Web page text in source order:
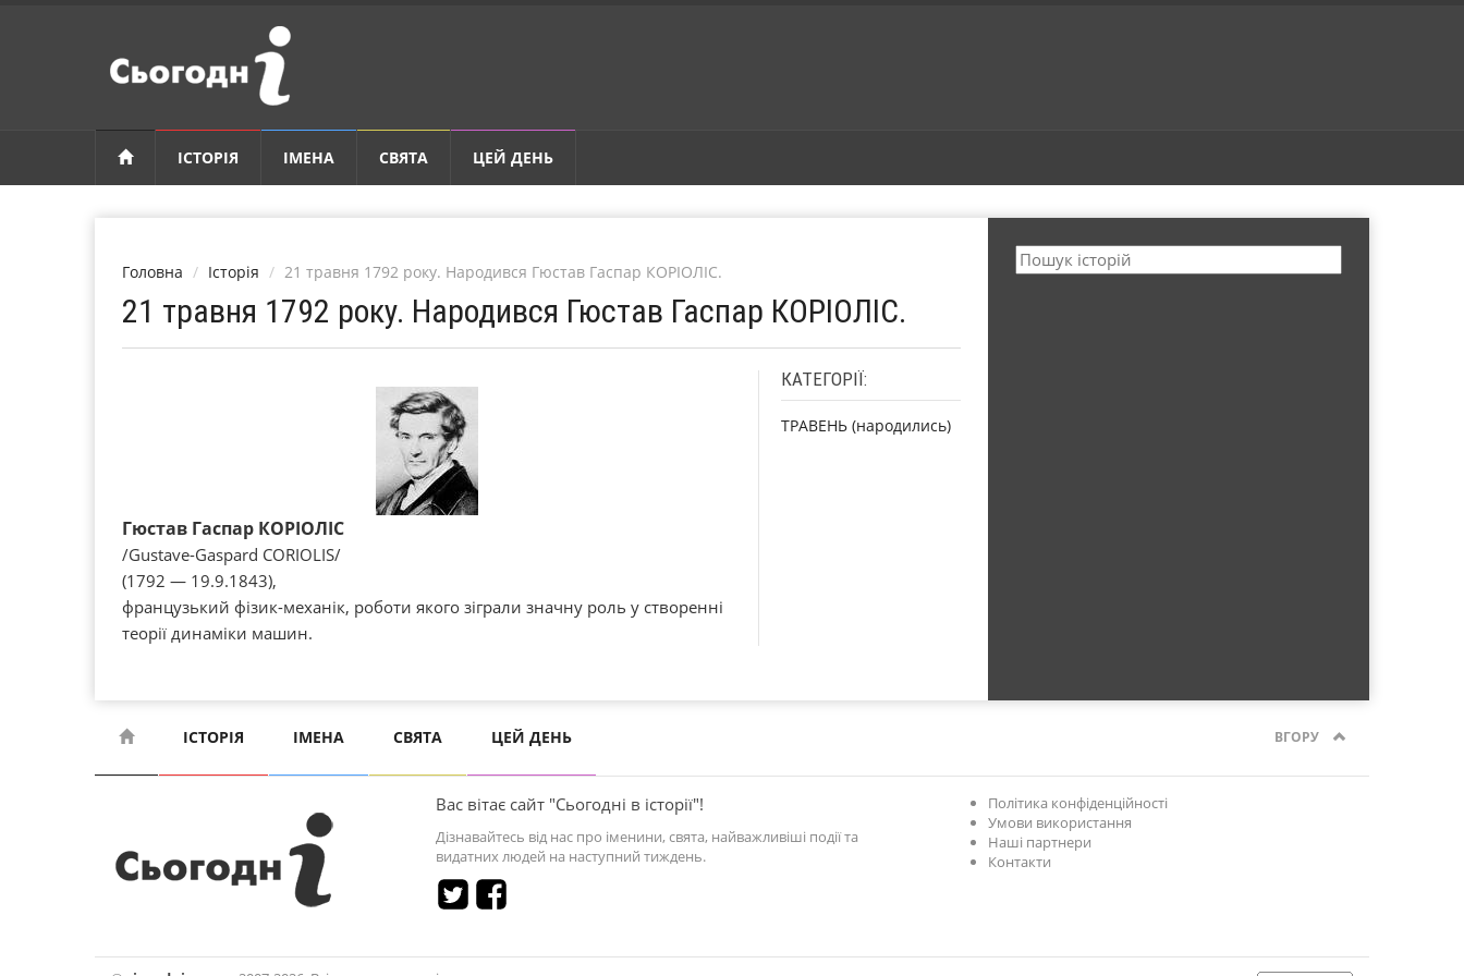
ІСТОРІЯ ІМЕНА СВЯТА ЦЕЙ ДЕНЬ
Головна Історія 21 травня 1792 року. Народився Гюстав Гаспар КОРІОЛІС.
21 травня 1792 року. Народився Гюстав Гаспар КОРІОЛІС.
Гюстав Гаспар КОРІОЛІС
/Gustave-Gaspard CORIOLIS/
(1792 — 19.9.1843),
французький фізик-механік, роботи якого зіграли значну роль у створенні
теорії динаміки машин.
КАТЕГОРІЇ:
ТРАВЕНЬ (народились)
ІСТОРІЯ ІМЕНА СВЯТА ЦЕЙ ДЕНЬ ВГОРУ
Вас вітає сайт "Сьогодні в історії"!
Дізнавайтесь від нас про іменини, свята, найважливіші події та
видатних людей на наступний тиждень.
Політика конфіденційності
Умови використання
Наші партнери
Контакти